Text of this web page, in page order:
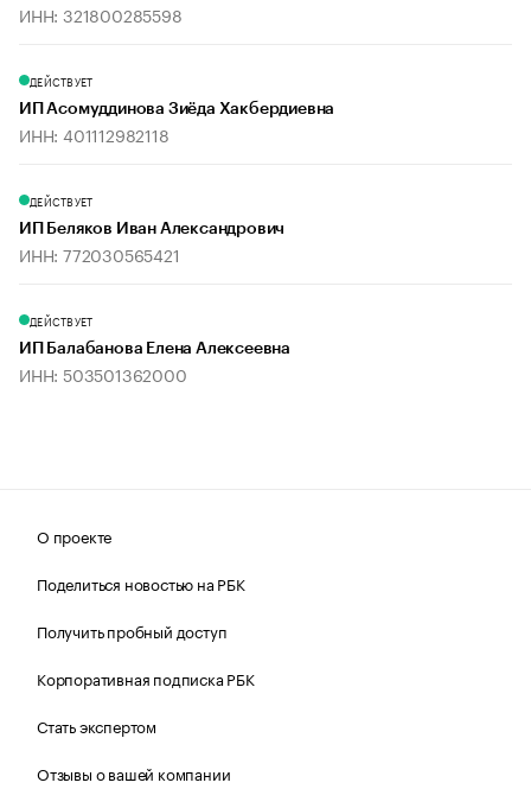
ИНН: 321800285598
ДЕЙСТВУЕТ
ИП Асомуддинова Зиёда Хакбердиевна
ИНН: 401112982118
ДЕЙСТВУЕТ
ИП Беляков Иван Александрович
ИНН: 772030565421
ДЕЙСТВУЕТ
ИП Балабанова Елена Алексеевна
ИНН: 503501362000
О проекте
Поделиться новостью на РБК
Получить пробный доступ
Корпоративная подписка РБК
Стать экспертом
Отзывы о вашей компании